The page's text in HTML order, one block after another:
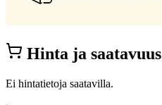
Hinta ja saatavuus
Ei hintatietoja saatavilla.